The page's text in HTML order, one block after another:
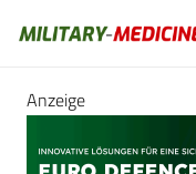
Anzeige